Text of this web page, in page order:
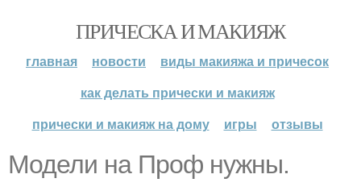
ПРИЧЕСКА И МАКИЯЖ
главная новости
виды макияжа и причесок
как делать прически и макияж
прически и макияж на дому
игры отзывы
Модели на Проф нужны.